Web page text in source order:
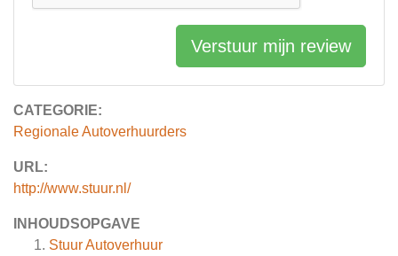
CATEGORIE:
Regionale Autoverhuurders
URL:
http://www.stuur.nl/
INHOUDSOPGAVE
Stuur Autoverhuur
Verstuur mijn review